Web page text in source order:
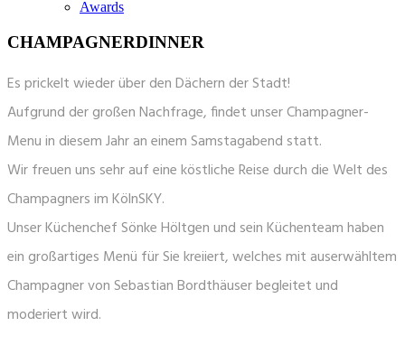
Awards
CHAMPAGNERDINNER
Es prickelt wieder über den Dächern der Stadt!
Aufgrund der großen Nachfrage, findet unser Champagner-
Menu in diesem Jahr an einem Samstagabend statt.
Wir freuen uns sehr auf eine köstliche Reise durch die Welt des
Champagners im KölnSKY.
Unser Küchenchef Sönke Höltgen und sein Küchenteam haben
ein großartiges Menü für Sie kreiiert, welches mit auserwähltem
Champagner von Sebastian Bordthäuser begleitet und
moderiert wird.